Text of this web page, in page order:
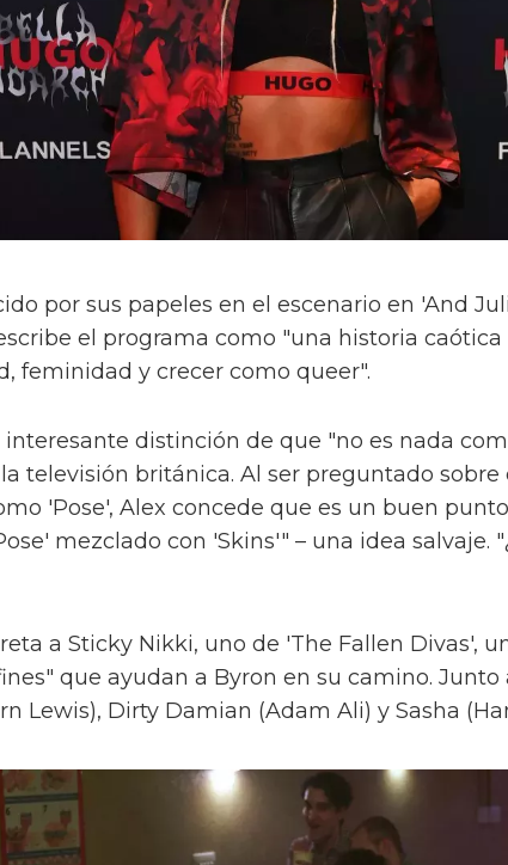
por sus papeles en el escenario en 'And
el programa como "una historia
feminidad y crecer como queer".
interesante distinción de que "no es nada
televisión británica. Al ser preguntado sobre
'Pose', Alex concede que es un buen
mezclado con 'Skins'" – una idea salvaje.
a Sticky Nikki, uno de 'The Fallen Divas',
que ayudan a Byron en su camino. Junto
Lewis), Dirty Damian (Adam Ali) y Sasha